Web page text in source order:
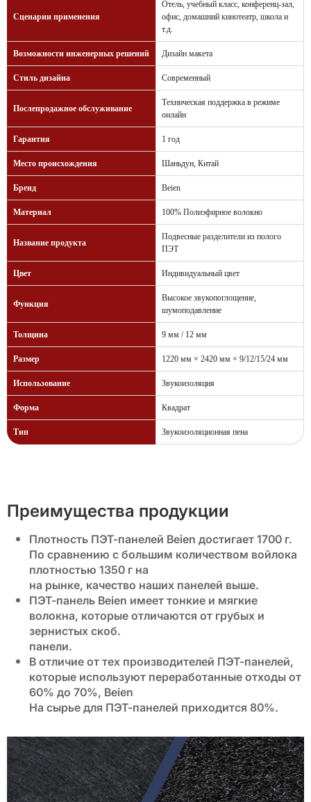
Сценарии применения
Отель, учебный класс, конференц-зал,
офис, домашний кинотеатр, школа и
т.д.
Возможности инженерных решений Дизайн макета
Стиль дизайна Современный
Послепродажное обслуживание
Техническая поддержка в режиме
онлайн
Гарантия 1 год
Место происхождения Шаньдун, Китай
Бренд Beien
Материал 100% Полиэфирное волокно
Название продукта
Подвесные разделители из полого
ПЭТ
Цвет Индивидуальный цвет
Функция
Высокое звукопоглощение,
шумоподавление
Толщина 9 мм / 12 мм
Размер 1220 мм × 2420 мм × 9/12/15/24 мм
Использование Звукоизоляция
Форма Квадрат
Тип Звукоизоляционная пена
Преимущества продукции
Плотность ПЭТ-панелей Beien достигает 1700 г.
По сравнению с большим количеством войлока
плотностью 1350 г на
на рынке, качество наших панелей выше.
ПЭТ-панель Beien имеет тонкие и мягкие
волокна, которые отличаются от грубых и
зернистых скоб.
панели.
В отличие от тех производителей ПЭТ-панелей,
которые используют переработанные отходы от
60% до 70%, Beien
На сырье для ПЭТ-панелей приходится 80%.